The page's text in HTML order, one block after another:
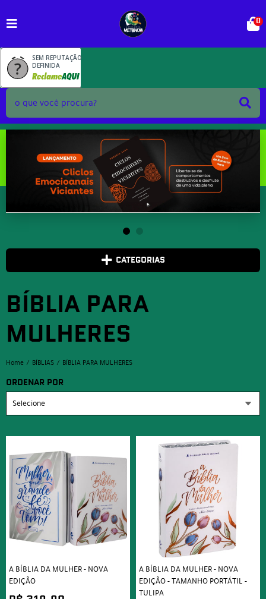
SEM REPUTAÇÃO
DEFINIDA
0
CATEGORIAS
BÍBLIA PARA
MULHERES
Home BÍBLIAS BÍBLIA PARA MULHERES
ORDENAR POR
Selecione
A BÍBLIA DA MULHER - NOVA
EDIÇÃO
A BÍBLIA DA MULHER - NOVA
EDIÇÃO - TAMANHO PORTÁTIL -
TULIPA